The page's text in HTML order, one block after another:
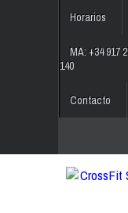
Horarios
MA: +34 917
140
Contacto